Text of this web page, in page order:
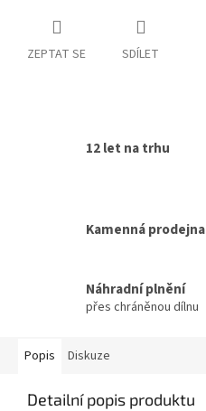
ZEPTAT SE SDÍLET
12 let na trhu
Kamenná prodejna
Náhradní plnění
přes chráněnou dílnu
Popis Diskuze
Detailní popis produktu